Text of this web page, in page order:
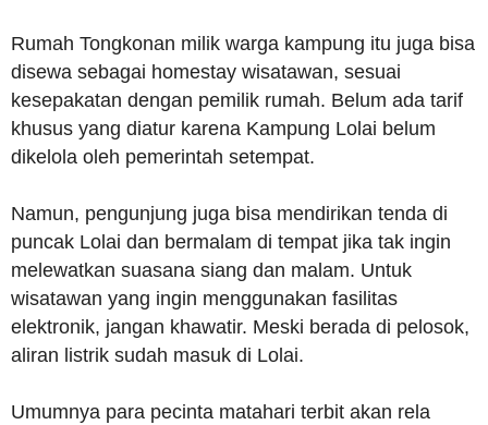
Rumah Tongkonan milik warga kampung itu juga bisa
disewa sebagai homestay wisatawan, sesuai
kesepakatan dengan pemilik rumah. Belum ada tarif
khusus yang diatur karena Kampung Lolai belum
dikelola oleh pemerintah setempat.
Namun, pengunjung juga bisa mendirikan tenda di
puncak Lolai dan bermalam di tempat jika tak ingin
melewatkan suasana siang dan malam. Untuk
wisatawan yang ingin menggunakan fasilitas
elektronik, jangan khawatir. Meski berada di pelosok,
aliran listrik sudah masuk di Lolai.
Umumnya para pecinta matahari terbit akan rela